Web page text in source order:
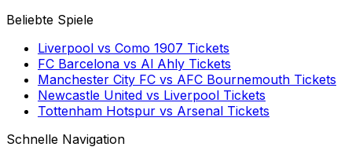
Beliebte Spiele
Liverpool vs Como 1907 Tickets
FC Barcelona vs Al Ahly Tickets
Manchester City FC vs AFC Bournemouth Tickets
Newcastle United vs Liverpool Tickets
Tottenham Hotspur vs Arsenal Tickets
Schnelle Navigation